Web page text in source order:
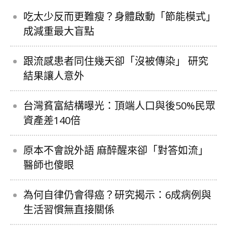
吃太少反而更難瘦？身體啟動「節能模式」
成減重最大盲點
跟流感患者同住幾天卻「沒被傳染」 研究
結果讓人意外
台灣貧富結構曝光：頂端人口與後50%民眾
資產差140倍
原本不會說外語 麻醉醒來卻「對答如流」
醫師也傻眼
為何自律仍會得癌？研究揭示：6成病例與
生活習慣無直接關係